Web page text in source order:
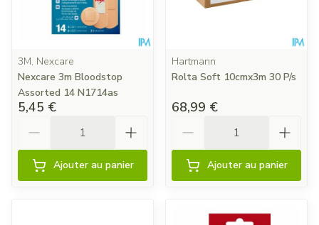
3M, Nexcare
Nexcare 3m Bloodstop
Assorted 14 N1714as
5,45 €
Ajouter au panier
Hartmann
Rolta Soft 10cmx3m 30 P/s
68,99 €
Ajouter au panier